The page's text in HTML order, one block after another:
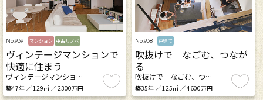
No.939 マンション 中古リノベ
ヴィンテージマンションで
快適に住まう
ヴィンテージマンショ…
築47年 ／ 129㎡ ／ 2300万円
No.938 戸建て
吹抜けで なごむ、つなが
る
吹抜けで なごむ、つ…
築35年 ／ 125㎡ ／ 4600万円